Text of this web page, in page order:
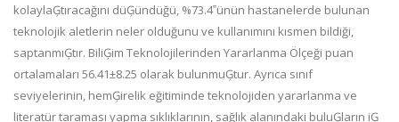
kolaylaĢtıracağını düĢündüğü, %73.4‟ünün hastanelerde bulunan
teknolojik aletlerin neler olduğunu ve kullanımını kısmen bildiği,
saptanmıĢtır. BiliĢim Teknolojilerinden Yararlanma Ölçeği puan
ortalamaları 56.41±8.25 olarak bulunmuĢtur. Ayrıca sınıf
seviyelerinin, hemĢirelik eğitiminde teknolojiden yararlanma ve
literatür taraması yapma sıklıklarının, sağlık alanındaki buluĢların iĢ